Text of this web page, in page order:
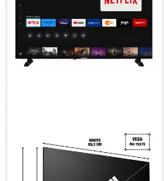
TELEFUNKEN
XF40TP900S LCD-LED